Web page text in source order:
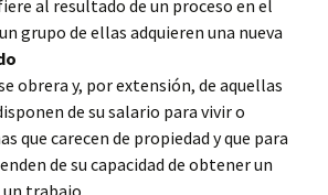
al resultado de un proceso en el
grupo de ellas adquieren una nueva
obrera y, por extensión, de aquellas
de su salario para vivir o
que carecen de propiedad y que para
de su capacidad de obtener un
un trabajo